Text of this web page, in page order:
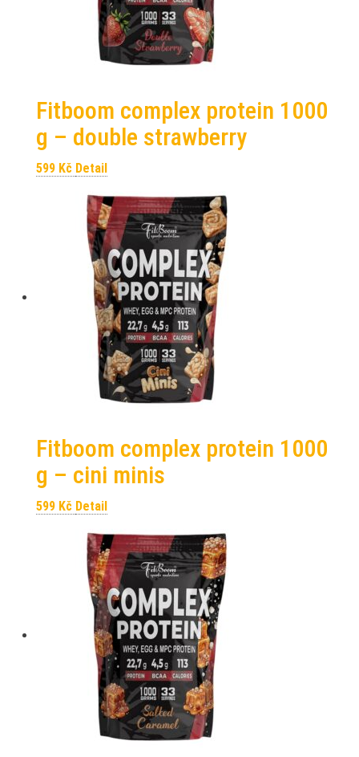
Fitboom complex protein 1000
g – double strawberry
599 Kč Detail
Fitboom complex protein 1000
g – cini minis
599 Kč Detail